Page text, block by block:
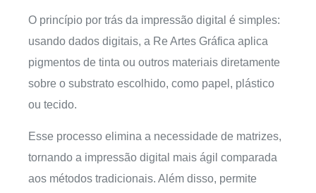
O princípio por trás da impressão digital é simples:
usando dados digitais, a Re Artes Gráfica aplica
pigmentos de tinta ou outros materiais diretamente
sobre o substrato escolhido, como papel, plástico
ou tecido.
Esse processo elimina a necessidade de matrizes,
tornando a impressão digital mais ágil comparada
aos métodos tradicionais. Além disso, permite